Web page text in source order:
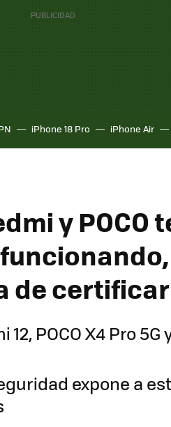
iPhone 18 Pro iPhone Air
y POCO
de
POCO X4 Pro
expone a